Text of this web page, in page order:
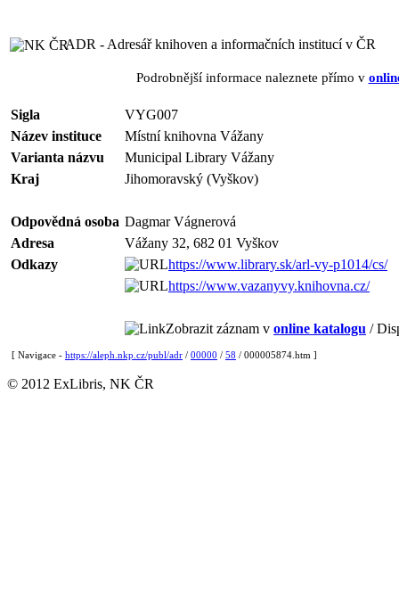
ADR - Adresář knihoven a informačních institucí v ČR
Podrobnější informace naleznete přímo v
Sigla
VYG007
Název instituce
Místní knihovna Vážany
Varianta názvu
Municipal Library Vážany
Kraj
Jihomoravský (Vyškov)
Odpovědná osoba Dagmar Vágnerová
Adresa
Vážany 32, 682 01 Vyškov
Odkazy
https://www.library.sk/arl-vy-p1014/cs/
https://www.vazanyvy.knihovna.cz/
Zobrazit záznam v online katalogu /
[ Navigace - https://aleph.nkp.cz/publ/adr / 00000 / 58 / 000005874.htm ]
© 2012 ExLibris, NK ČR